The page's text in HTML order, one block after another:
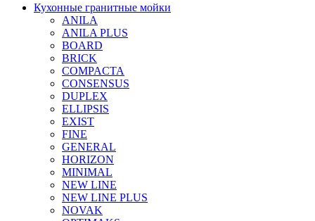
Кухонные гранитные мойки
ANILA
ANILA PLUS
BOARD
BRICK
COMPACTA
CONSENSUS
DUPLEX
ELLIPSIS
EXIST
FINE
GENERAL
HORIZON
MINIMAL
NEW LINE
NEW LINE PLUS
NOVAK